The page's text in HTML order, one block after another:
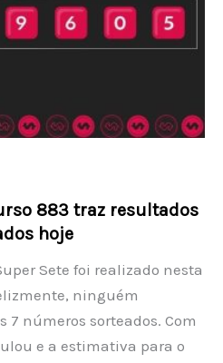
883 traz resultados
hoje
Sete foi realizado nesta
ninguém
7 números sorteados. Com
e a estimativa para o